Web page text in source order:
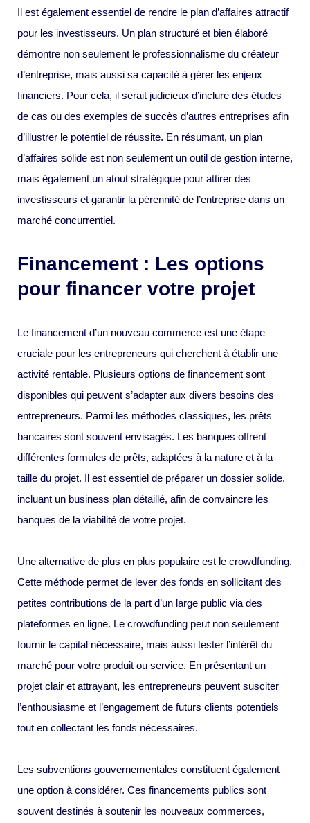
Il est également essentiel de rendre le plan d’affaires attractif
pour les investisseurs. Un plan structuré et bien élaboré
démontre non seulement le professionnalisme du créateur
d’entreprise, mais aussi sa capacité à gérer les enjeux
financiers. Pour cela, il serait judicieux d’inclure des études
de cas ou des exemples de succès d’autres entreprises afin
d’illustrer le potentiel de réussite. En résumant, un plan
d’affaires solide est non seulement un outil de gestion interne,
mais également un atout stratégique pour attirer des
investisseurs et garantir la pérennité de l’entreprise dans un
marché concurrentiel.
Financement : Les options
pour financer votre projet
Le financement d’un nouveau commerce est une étape
cruciale pour les entrepreneurs qui cherchent à établir une
activité rentable. Plusieurs options de financement sont
disponibles qui peuvent s’adapter aux divers besoins des
entrepreneurs. Parmi les méthodes classiques, les prêts
bancaires sont souvent envisagés. Les banques offrent
différentes formules de prêts, adaptées à la nature et à la
taille du projet. Il est essentiel de préparer un dossier solide,
incluant un business plan détaillé, afin de convaincre les
banques de la viabilité de votre projet.
Une alternative de plus en plus populaire est le crowdfunding.
Cette méthode permet de lever des fonds en sollicitant des
petites contributions de la part d’un large public via des
plateformes en ligne. Le crowdfunding peut non seulement
fournir le capital nécessaire, mais aussi tester l’intérêt du
marché pour votre produit ou service. En présentant un
projet clair et attrayant, les entrepreneurs peuvent susciter
l’enthousiasme et l’engagement de futurs clients potentiels
tout en collectant les fonds nécessaires.
Les subventions gouvernementales constituent également
une option à considérer. Ces financements publics sont
souvent destinés à soutenir les nouveaux commerces,